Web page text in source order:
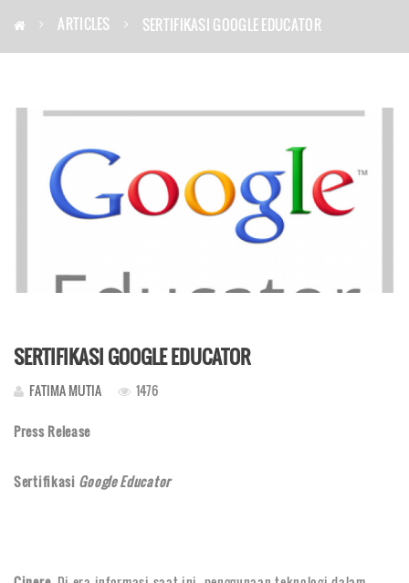
ARTICLES SERTIFIKASI GOOGLE EDUCATOR
SERTIFIKASI GOOGLE EDUCATOR
FATIMA MUTIA 1476
Press Release
Sertifikasi Google Educator